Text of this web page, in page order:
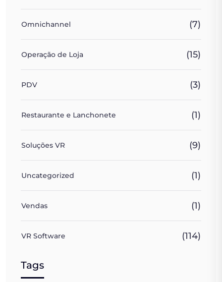
Omnichannel (7)
Operação de Loja (15)
PDV (3)
Restaurante e Lanchonete (1)
Soluções VR (9)
Uncategorized (1)
Vendas (1)
VR Software (114)
Tags